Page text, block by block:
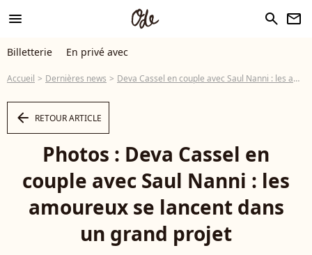
menu search newsletter
Billetterie En privé avec
Accueil Dernières news Deva Cassel en couple avec Saul Nanni : les amoureux se lancent dans un grand projet
arrow_left RETOUR ARTICLE
Photos : Deva Cassel en
couple avec Saul Nanni : les
amoureux se lancent dans
un grand projet